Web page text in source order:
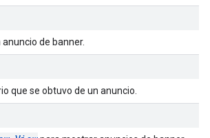
de banner.
que se obtuvo de un anuncio.